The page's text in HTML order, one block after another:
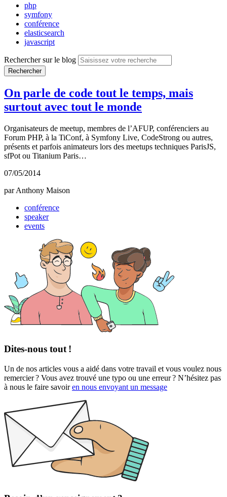
php
symfony
conférence
elasticsearch
javascript
Rechercher sur le blog
Rechercher
On parle de code tout le temps, mais
surtout avec tout le monde
Organisateurs de meetup, membres de l’AFUP, conférenciers au
Forum PHP, à la TiConf, à Symfony Live, CodeStrong ou autres,
présents et parfois animateurs lors des meetups techniques ParisJS,
sfPot ou Titanium Paris…
07/05/2014
par Anthony Maison
conférence
speaker
events
Dites-nous tout !
Un de nos articles vous a aidé dans votre travail et vous voulez nous
remercier ? Vous avez trouvé une typo ou une erreur ? N’hésitez pas
à nous le faire savoiren nous envoyant un message